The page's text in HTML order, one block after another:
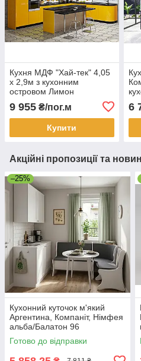
Кухня МДФ "Хай-тек" 4,05
х 2,9м з кухонним
островом Лимон
9 955 ₴/пог.м
Купити
6
Акційні пропозиції та
–25%
Кухонний куточок м'який
Аргентина, Компаніт, Німфея
альба/Балатон 96
Готово до відправки